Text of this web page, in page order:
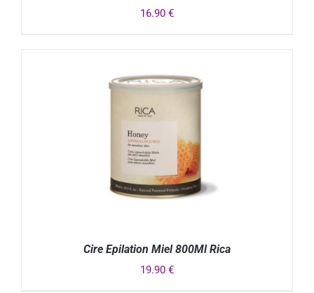
16.90 €
Cire Epilation Miel 800Ml Rica
19.90 €